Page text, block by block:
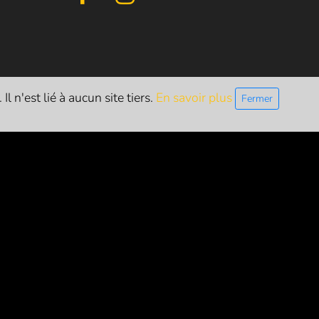
n'est lié à aucun site tiers. En savoir plus Fermer